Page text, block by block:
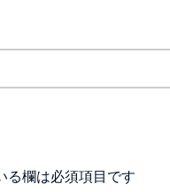
る欄は必須項目です